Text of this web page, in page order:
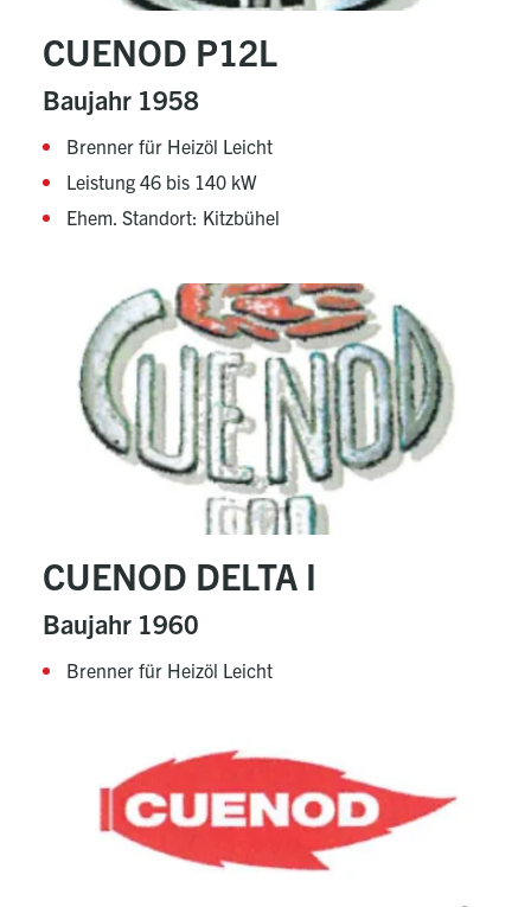
CUENOD P12L
Baujahr 1958
Brenner für Heizöl Leicht
Leistung 46 bis 140 kW
Ehem. Standort: Kitzbühel
CUENOD DELTA I
Baujahr 1960
Brenner für Heizöl Leicht